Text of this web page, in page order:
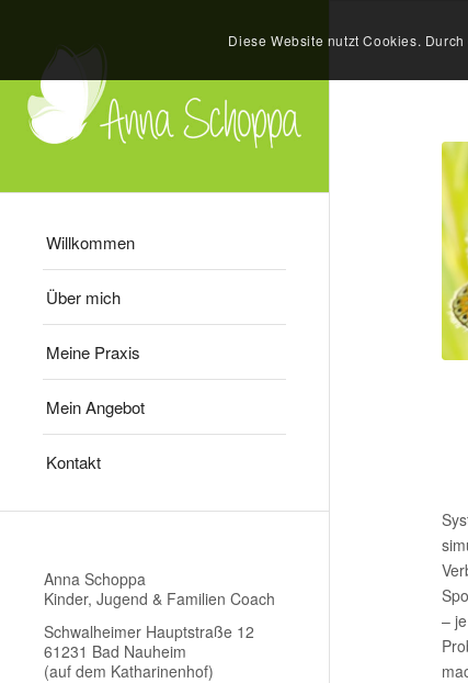
Willkommen
Über mich
Meine Praxis
Mein Angebot
Kontakt
Anna Schoppa
Kinder, Jugend & Familien Coach
Schwalheimer Hauptstraße 12
61231 Bad Nauheim
(auf dem Katharinenhof)
–
Diese Website nutzt Cookies.